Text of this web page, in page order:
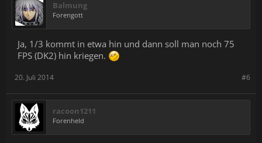
Balmung
Forengott
Ja, 1/3 kommt in etwa hin und dann soll man noch 75
FPS (DK2) hin kriegen.
#6
20. Juli 2014
racoon1211
Forenheld